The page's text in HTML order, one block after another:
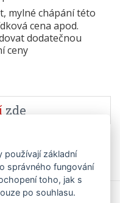
mylné chápání této
cena apod.
dodatečnou
ceny
zde
používají základní
správného fungování
toho, jak s
po souhlasu.